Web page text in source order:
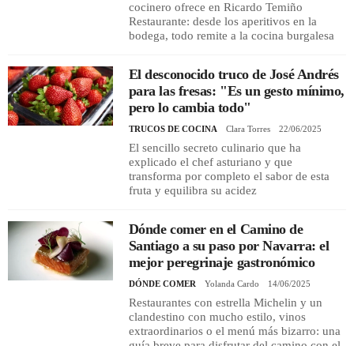
cocinero ofrece en Ricardo Temiño
Restaurante: desde los aperitivos en la
bodega, todo remite a la cocina burgalesa
El desconocido truco de José Andrés
para las fresas: "Es un gesto mínimo,
pero lo cambia todo"
TRUCOS DE COCINA Clara Torres 22/06/2025
El sencillo secreto culinario que ha
explicado el chef asturiano y que
transforma por completo el sabor de esta
fruta y equilibra su acidez
Dónde comer en el Camino de
Santiago a su paso por Navarra: el
mejor peregrinaje gastronómico
DÓNDE COMER Yolanda Cardo 14/06/2025
Restaurantes con estrella Michelin y un
clandestino con mucho estilo, vinos
extraordinarios o el menú más bizarro: una